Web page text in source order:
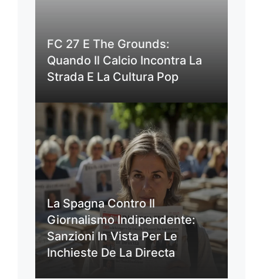
FC 27 E The Grounds:
Quando Il Calcio Incontra La
Strada E La Cultura Pop
La Spagna Contro Il
Giornalismo Indipendente:
Sanzioni In Vista Per Le
Inchieste De La Directa